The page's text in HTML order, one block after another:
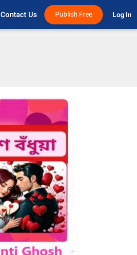
Contact Us Publish Free Log In